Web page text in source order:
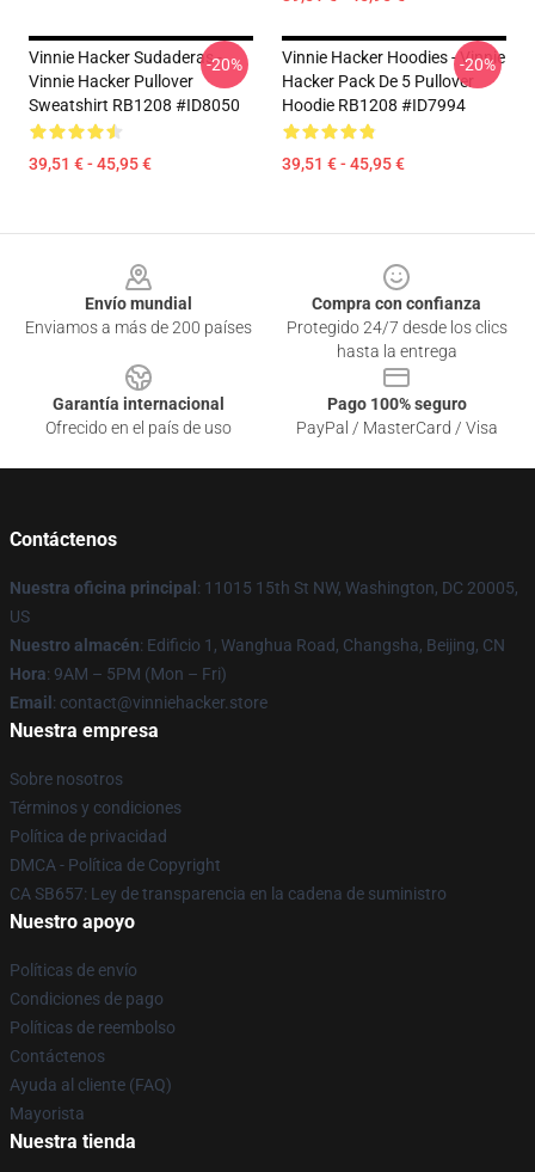
Vinnie Hacker Sudaderas -
Vinnie Hacker Pullover
Sweatshirt RB1208 #ID8050
39,51 € - 45,95 €
-20%
Vinnie Hacker Hoodies - Vinnie
Hacker Pack De 5 Pullover
Hoodie RB1208 #ID7994
39,51 € - 45,95 €
-20%
Envío mundial
Enviamos a más de 200 países
Compra con confianza
Protegido 24/7 desde los clics
hasta la entrega
Garantía internacional
Ofrecido en el país de uso
Pago 100% seguro
PayPal / MasterCard / Visa
Contáctenos
Nuestra oficina principal : 11015 15th St NW, Washington, DC 20005,
US
Nuestro almacén: Edificio 1, Wanghua Road, Changsha, Beijing, CN
Hora: 9AM – 5PM (Mon – Fri)
Email : contact@vinniehacker.store
Nuestra empresa
Sobre nosotros
Términos y condiciones
Política de privacidad
DMCA - Política de Copyright
CA SB657: Ley de transparencia en la cadena de suministro
Nuestro apoyo
Políticas de envío
Condiciones de pago
Políticas de reembolso
Contáctenos
Ayuda al cliente (FAQ)
Mayorista
Nuestra tienda